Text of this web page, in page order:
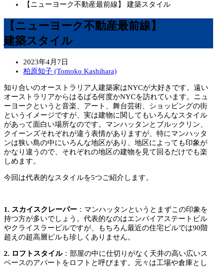
【ニューヨーク不動産最前線】 建築スタイル
【ニューヨーク不動産最前線】
建築スタイル
2023年4月7日
柏原知子 (Tomoko Kashihara)
知り合いのオーストラリア人建築家はNYCが大好きです。遠い
オーストラリアからはるばる何度かNYCを訪れています。ニュ
ーヨークというと音楽、アート、舞台芸術、ショッピングの街
というイメージですが、実は建物に関してもいろんなスタイル
があって面白い場所なのです。マンハッタンとブルックリン、
クイーンズそれぞれが違う表情がありますが、特にマンハッタ
ンは狭い島の中にいろんな地区があり、地区によっても印象が
かなり違うので、それぞれの地区の建物を見て回るだけでも楽
しめます。
今回は代表的なスタイルを5つご紹介します。
1. スカイスクレーパー ：マンハッタンというとまずこの印象を
持つ方が多いでしょう。代表的なのはエンパイアステートビル
やクライスラービルですが、もちろん最近の住宅ビルでは90階
超えの超高層ビルも珍しくありません。
2. ロフトスタイル：部屋の中に仕切りがなく天井の高い広いス
ペースのアパートをロフトと呼びます。元々は工場や倉庫とし